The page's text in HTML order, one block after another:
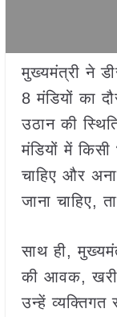
मुख्यमंत्री ने
8 मंडियों का
उठान की
मंडियों में किसी
चाहिए और
जाना चाहिए,
साथ ही,
की आवक,
उन्हें